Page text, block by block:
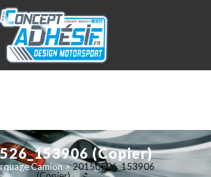
(Copier)
Camion>20150526_153906